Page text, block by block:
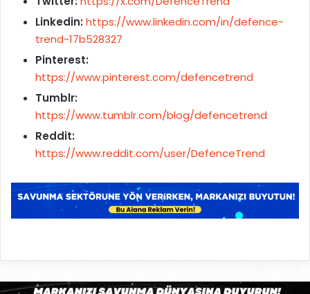
Linkedin: https://www.linkedin.com/in/defence-
trend-17b528327
Pinterest:
https://www.pinterest.com/defencetrend
Tumblr:
https://www.tumblr.com/blog/defencetrend
Reddit:
https://www.reddit.com/user/DefenceTrend